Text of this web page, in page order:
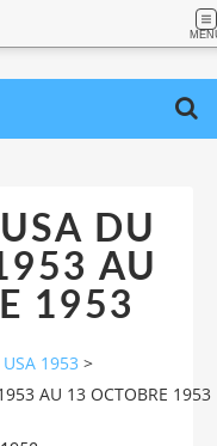
DU
AU
1953
USA 1953 >
AU 13 OCTOBRE 1953